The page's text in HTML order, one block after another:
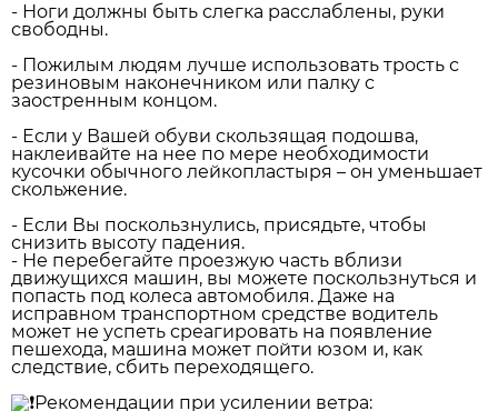
- Ноги должны быть слегка расслаблены, руки
свободны.
- Пожилым людям лучше использовать трость с
резиновым наконечником или палку с
заостренным концом.
- Если у Вашей обуви скользящая подошва,
наклеивайте на нее по мере необходимости
кусочки обычного лейкопластыря – он уменьшает
скольжение.
- Если Вы поскользнулись, присядьте, чтобы
снизить высоту падения.
- Не перебегайте проезжую часть вблизи
движущихся машин, вы можете поскользнуться и
попасть под колеса автомобиля. Даже на
исправном транспортном средстве водитель
может не успеть среагировать на появление
пешехода, машина может пойти юзом и, как
следствие, сбить переходящего.
Рекомендации при усилении ветра: